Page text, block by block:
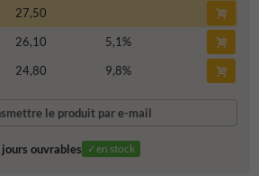
27,50
26,10 5,1%
24,80 9,8%
le produit par e-mail
ouvrables ✓en stock